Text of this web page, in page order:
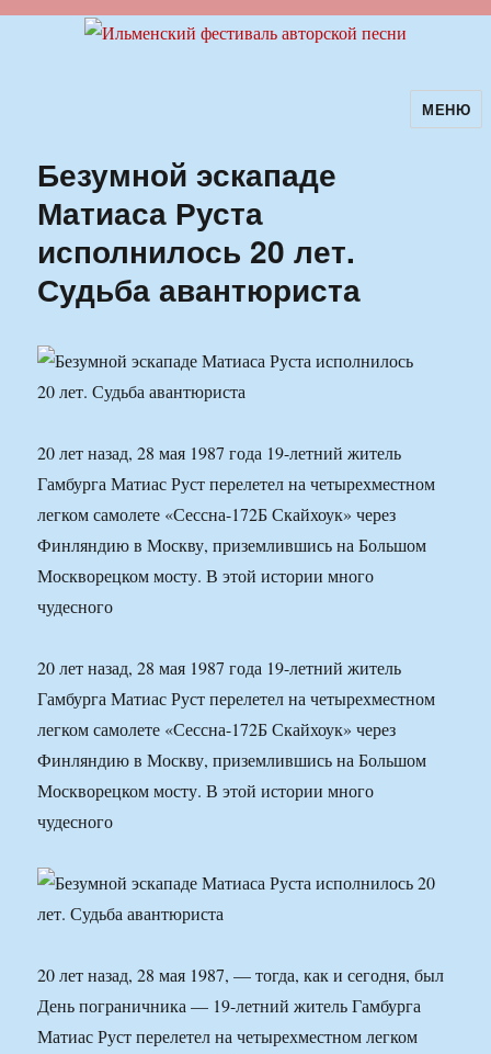
Ильменский фестиваль авторскойМЕНЮ
Безумной эскападе
Матиаса Руста
исполнилось 20 лет.
Судьба авантюриста
20 лет назад, 28 мая 1987 года 19-летний житель
Гамбурга Матиас Руст перелетел на четырехместном
легком самолете «Сессна-172Б Скайхоук» через
Финляндию в Москву, приземлившись на Большом
Москворецком мосту. В этой истории много
чудесного
20 лет назад, 28 мая 1987 года 19-летний житель
Гамбурга Матиас Руст перелетел на четырехместном
легком самолете «Сессна-172Б Скайхоук» через
Финляндию в Москву, приземлившись на Большом
Москворецком мосту. В этой истории много
чудесного
20 лет назад, 28 мая 1987, — тогда, как и сегодня, был
День пограничника — 19-летний житель Гамбурга
Матиас Руст перелетел на четырехместном легком